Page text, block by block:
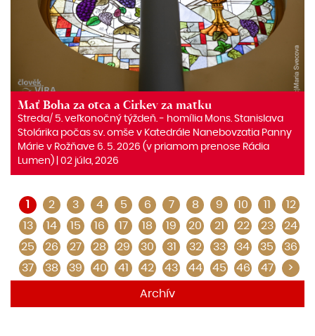
Mať Boha za otca a Cirkev za matku
Streda/ 5. veľkonočný týždeň. ‒ homília Mons. Stanislava
Stolárika počas sv. omše v Katedrále Nanebovzatia Panny
Márie v Rožňave 6. 5. 2026 (v priamom prenose Rádia
Lumen) | 02 júla, 2026
1 2 3 4 5 6 7 8 9 10 11
12
13
14 15 16 17 18 19 20 21 22 23
24
25
26 27 28 29 30 31 32 33 34 35
36
37
38 39 40 41 42 43 44 45 46 47 >
Archív